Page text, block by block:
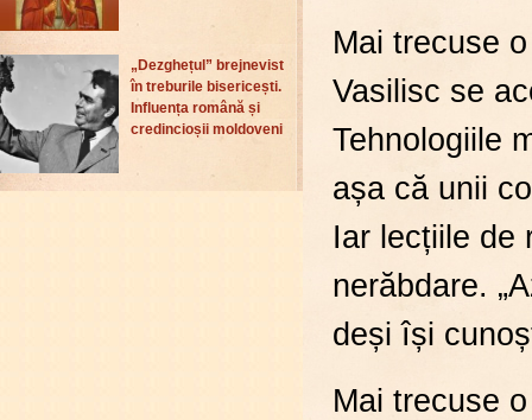
„Dezghețul” brejnevist
în treburile bisericești.
Influența română și
credincioșii moldoveni
Mai trecuse
Vasilisc se
Tehnologiile
așa că unii
Iar lecțiile de
nerăbdare.
deși își
Mai trecuse